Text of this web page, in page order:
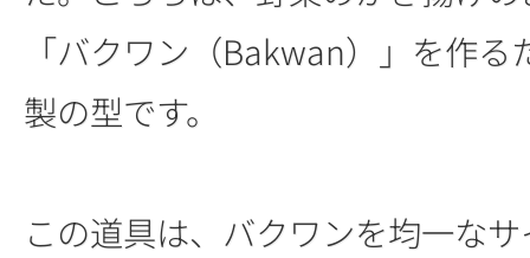
「バクワン（Bakwan）」を作る
製の型です。
この道具は、バクワンを均一な